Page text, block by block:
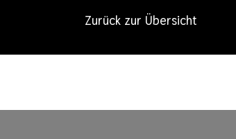
Zurück zur Übersicht